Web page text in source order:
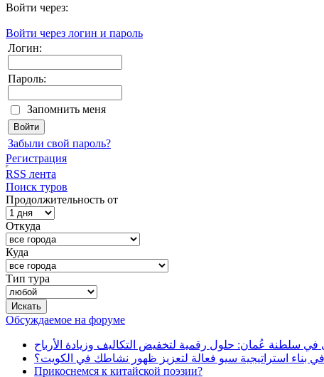
Войти через:
Войти через логин и пароль
Логин:
Пароль:
Запомнить меня
Забыли свой пароль?
Регистрация
RSS лента
Поиск туров
Продолжительность от
Откуда
Куда
Тип тура
Обсуждаемое на форуме
في سلطنة عُمان: حلول رقمية لتخفيض التكاليف وزيادة الأرباح
بناء استراتيجية سيو فعالة لتعزيز ظهور نشاطك في الكويت؟
Прикоснемся к китайской поэзии?